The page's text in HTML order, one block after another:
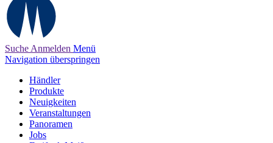
Suche Anmelden Menü
Navigation überspringen
Händler
Produkte
Neuigkeiten
Veranstaltungen
Panoramen
Jobs